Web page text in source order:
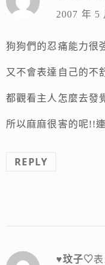
2007 年 5
狗狗們的忍痛能力很
又不會表達自己的不
都觀看主人怎麼去發
所以麻麻很害的呢!!
REPLY
♥玟子♡